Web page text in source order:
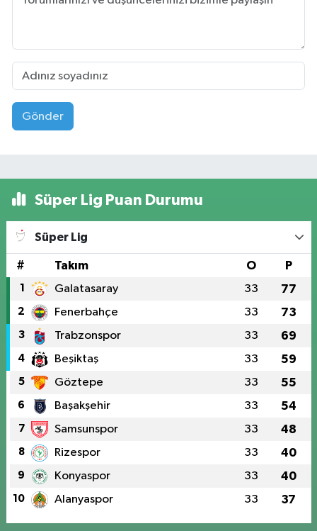
Gönder
Süper Lig Puan Durumu
Süper Lig
# Takım O P
1 Galatasaray 33 77
2 Fenerbahçe 33 73
3 Trabzonspor 33 69
4 Beşiktaş 33 59
5 Göztepe 33 55
6 Başakşehir 33 54
7 Samsunspor 33 48
8 Rizespor 33 40
9 Konyaspor 33 40
10 Alanyaspor 33 37